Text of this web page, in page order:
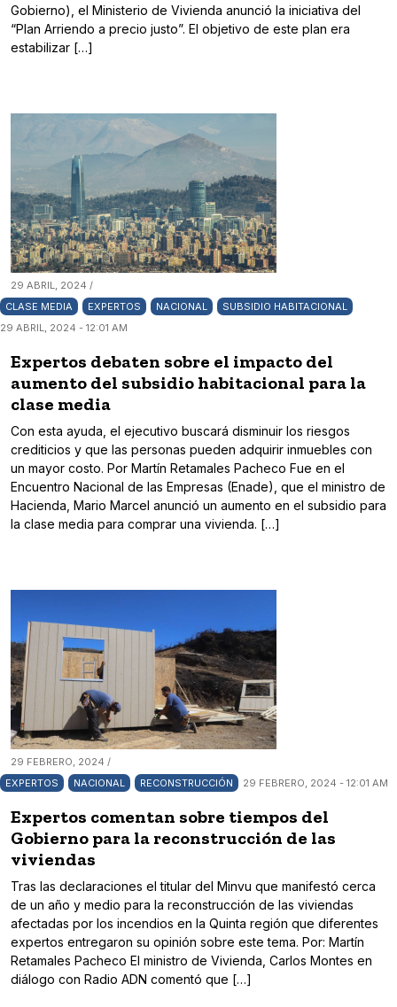
Gobierno), el Ministerio de Vivienda anunció la iniciativa del
“Plan Arriendo a precio justo”. El objetivo de este plan era
estabilizar […]
29 ABRIL, 2024 /
CLASE MEDIA
EXPERTOS NACIONAL
SUBSIDIO HABITACIONAL
29 ABRIL, 2024 - 12:01 AM
Expertos debaten sobre el impacto del
aumento del subsidio habitacional para la
clase media
Con esta ayuda, el ejecutivo buscará disminuir los riesgos
crediticios y que las personas pueden adquirir inmuebles con
un mayor costo. Por Martín Retamales Pacheco Fue en el
Encuentro Nacional de las Empresas (Enade), que el ministro de
Hacienda, Mario Marcel anunció un aumento en el subsidio para
la clase media para comprar una vivienda. […]
29 FEBRERO, 2024 /
EXPERTOS
NACIONAL RECONSTRUCCIÓN 29 FEBRERO, 2024 - 12:01 AM
Expertos comentan sobre tiempos del
Gobierno para la reconstrucción de las
viviendas
Tras las declaraciones el titular del Minvu que manifestó cerca
de un año y medio para la reconstrucción de las viviendas
afectadas por los incendios en la Quinta región que diferentes
expertos entregaron su opinión sobre este tema. Por: Martín
Retamales Pacheco El ministro de Vivienda, Carlos Montes en
diálogo con Radio ADN comentó que […]